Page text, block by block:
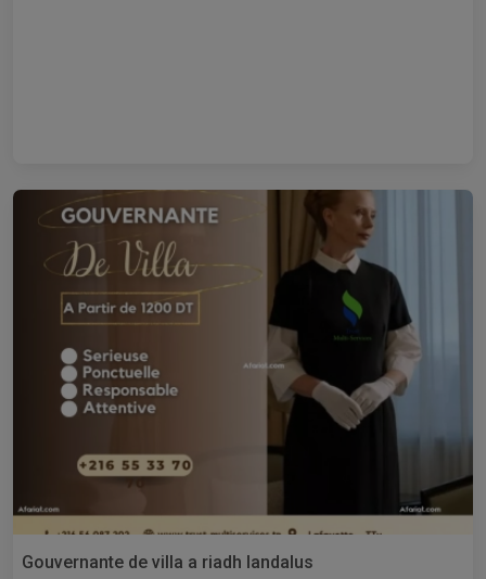
Gouvernante de villa a riadh landalus